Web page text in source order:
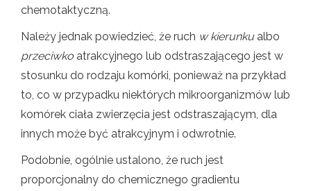
chemotaktyczną.
Należy jednak powiedzieć, że ruch w kierunku albo
przeciwko atrakcyjnego lub odstraszającego jest w
stosunku do rodzaju komórki, ponieważ na przykład
to, co w przypadku niektórych mikroorganizmów lub
komórek ciała zwierzęcia jest odstraszającym, dla
innych może być atrakcyjnym i odwrotnie.
Podobnie, ogólnie ustalono, że ruch jest
proporcjonalny do chemicznego gradientu